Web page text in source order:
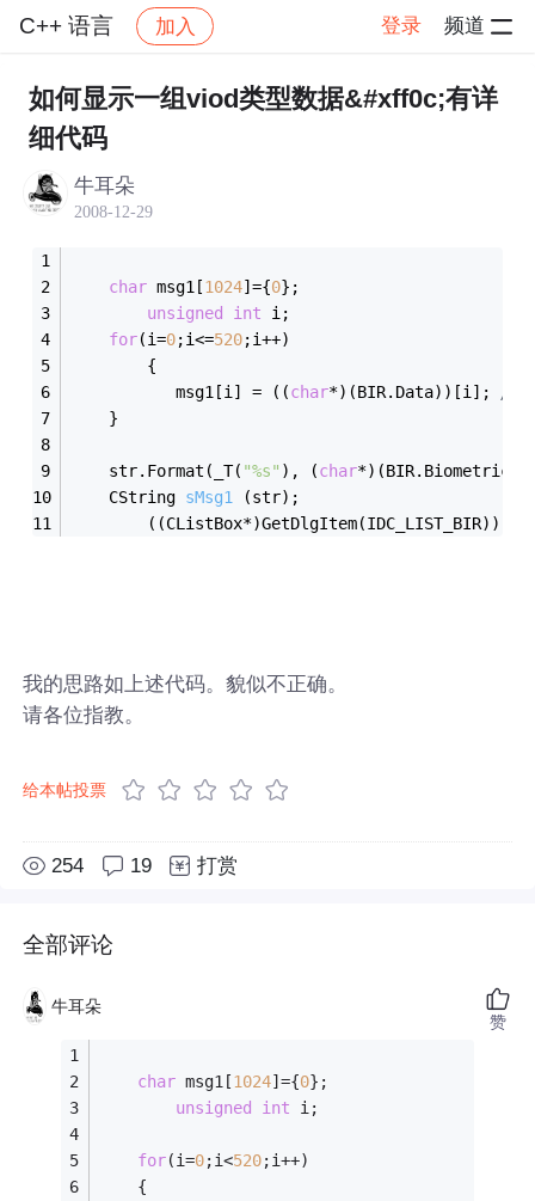
C++ 语言 加入 登录 频道
社区 C++ 语言 帖子详情
如何显示一组viod类型数据&#xff0c;有详
细代码
牛耳朵
2008-12-29
char msg1[1024]={0};
unsigned
int i;
for(i=0;i<=520;i++)
        {
           msg1[i] = ((
char*)(BIR.Data))[i];
	}
	str.Format(_T(
"%s" ), (char
CString sMsg1 (str) ;
((CListBox*)GetDlgItem(IDC_LIST_BIR))-
我的思路如上述代码。貌似不正确。
请各位指教。
给本帖投票
254 19 打赏
全部评论
牛耳朵
char msg1[1024]={0};
unsigned
int i;
for(i=0;i<520;i++)
	{
赞